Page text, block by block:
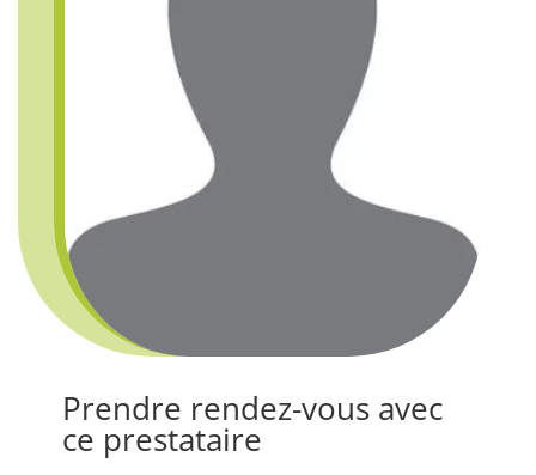
Prendre rendez-vous avec
ce prestataire